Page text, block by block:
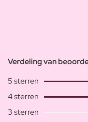
Verdeling van
5 sterren
4 sterren
3 sterren